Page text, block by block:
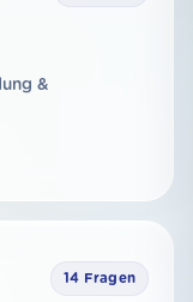
&
14 Fragen